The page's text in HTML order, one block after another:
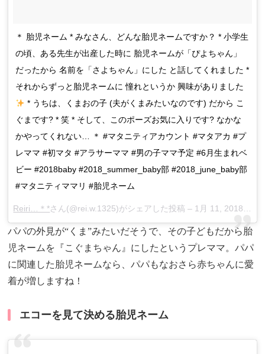
＊ 胎児ネーム * みなさん、どんな胎児ネームですか？ * 小学生
の頃、ある先生が出産した時に 胎児ネームが「ぴよちゃん」
だったから 名前を「さよちゃん」にした と話してくれました *
それからずっと胎児ネームに 憧れというか 興味がありました
* うちは、くまおの子 (夫がくまみたいなのです) だから こ
ぐまです? * 笑 * そして、このポーズお気に入りです? なかな
かやってくれない… ＊ #マタニティアカウント #マタアカ #プ
レママ #初マタ #アラサーママ #男の子ママ予定 #6月生まれベ
ビー #2018baby #2018_summer_baby部 #2018_june_baby部
#マタニティママリ #胎児ネーム
Reiri…＊*さん(@rei.w.1325)がシェアした投稿 – 1月 11, 2018 at 12:38午前 PST
パパの外見が“くま”みたいだそうで、その子どもだから胎
児ネームを『こぐまちゃん』にしたというプレママ。パパ
に関連した胎児ネームなら、パパもなおさら赤ちゃんに愛
着が増しますね！
エコーを見て決める胎児ネーム